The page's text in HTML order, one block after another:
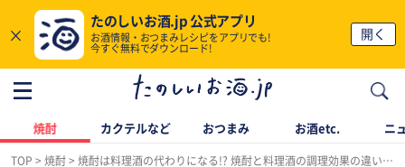
×
たのしいお酒.jp 公式アプリ
お酒情報・おつまみレシピをアプリでも!
今すぐ無料でダウンロード!
開く
焼酎 カクテルなど おつまみ お酒etc. ニ
TOP 焼酎 焼酎は料理酒の代わりになる!? 焼酎と料理酒の調理効果の違いや料理の調味料としての焼酎の使い道を解説